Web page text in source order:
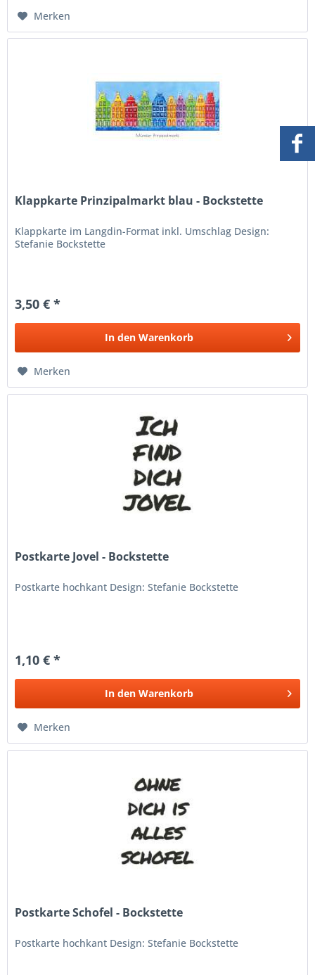
Merken
Klappkarte Prinzipalmarkt blau - Bockstette
Klappkarte im Langdin-Format inkl. Umschlag Design:
Stefanie Bockstette
3,50 € *
In den Warenkorb
Merken
Postkarte Jovel - Bockstette
Postkarte hochkant Design: Stefanie Bockstette
1,10 € *
In den Warenkorb
Merken
Postkarte Schofel - Bockstette
Postkarte hochkant Design: Stefanie Bockstette